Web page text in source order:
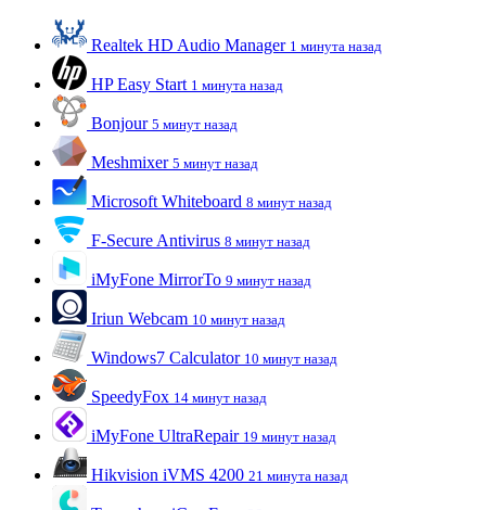
Realtek HD Audio Manager 1 минута назад
HP Easy Start 1 минута назад
Bonjour 5 минут назад
Meshmixer 5 минут назад
Microsoft Whiteboard 8 минут назад
F-Secure Antivirus 8 минут назад
iMyFone MirrorTo 9 минут назад
Iriun Webcam 10 минут назад
Windows7 Calculator 10 минут назад
SpeedyFox 14 минут назад
iMyFone UltraRepair 19 минут назад
Hikvision iVMS 4200 21 минута назад